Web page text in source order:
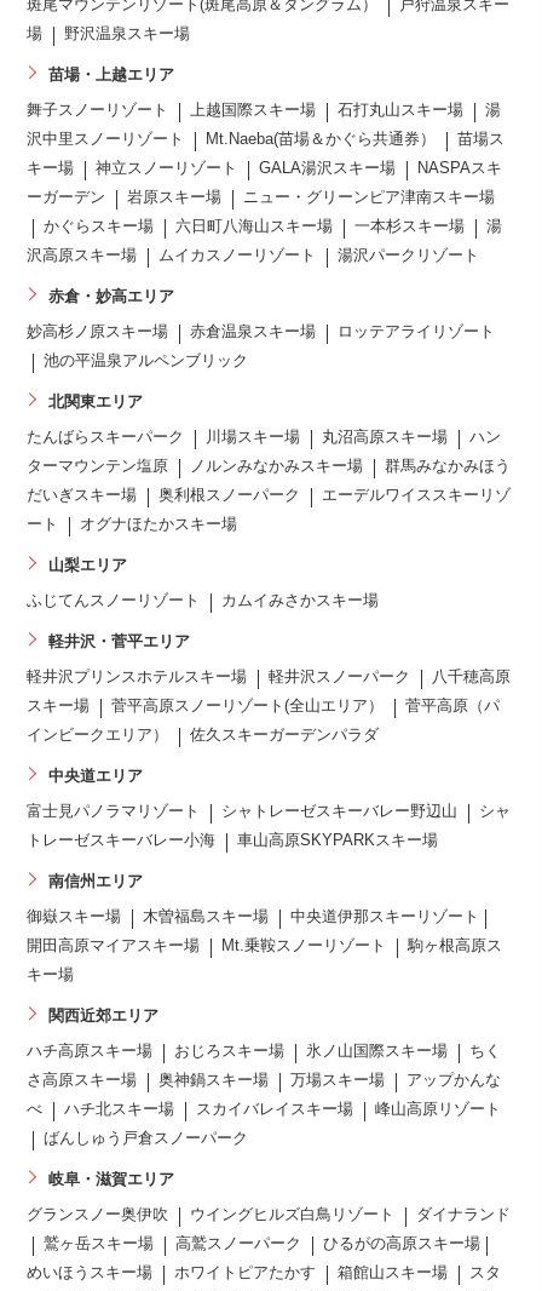
斑尾マウンテンリゾート(斑尾高原＆タングラム）
戸狩温泉スキー
場
野沢温泉スキー場
苗場・上越エリア
舞子スノーリゾート 上越国際スキー場 石打丸山スキー場
湯
沢中里スノーリゾート
Mt.Naeba(苗場＆かぐら共通券）
苗場ス
キー場
神立スノーリゾート GALA湯沢スキー場
NASPAスキ
ーガーデン
岩原スキー場
ニュー・グリーンピア津南スキー場
かぐらスキー場
六日町八海山スキー場 一本杉スキー場
湯
沢高原スキー場
ムイカスノーリゾート 湯沢パークリゾート
赤倉・妙高エリア
妙高杉ノ原スキー場 赤倉温泉スキー場
ロッテアライリゾート
池の平温泉アルペンブリック
北関東エリア
たんばらスキーパーク 川場スキー場 丸沼高原スキー場
ハン
ターマウンテン塩原
ノルンみなかみスキー場
群馬みなかみほう
だいぎスキー場
奥利根スノーパーク
エーデルワイススキーリゾ
ート
オグナほたかスキー場
山梨エリア
ふじてんスノーリゾート カムイみさかスキー場
軽井沢・菅平エリア
軽井沢プリンスホテルスキー場 軽井沢スノーパーク
八千穂高原
スキー場
菅平高原スノーリゾート(全山エリア）
菅平高原（パ
インビークエリア）
佐久スキーガーデンパラダ
中央道エリア
富士見パノラマリゾート シャトレーゼスキーバレー野辺山
シャ
トレーゼスキーバレー小海
車山高原SKYPARKスキー場
南信州エリア
御嶽スキー場 木曽福島スキー場
中央道伊那スキーリゾート
開田高原マイアスキー場
Mt.乗鞍スノーリゾート
駒ヶ根高原ス
キー場
関西近郊エリア
ハチ高原スキー場 おじろスキー場 氷ノ山国際スキー場
ちく
さ高原スキー場
奥神鍋スキー場 万場スキー場
アップかんな
べ
ハチ北スキー場 スカイバレイスキー場
峰山高原リゾート
ばんしゅう戸倉スノーパーク
岐阜・滋賀エリア
グランスノー奥伊吹 ウイングヒルズ白鳥リゾート
ダイナランド
鷲ヶ岳スキー場
高鷲スノーパーク
ひるがの高原スキー場
めいほうスキー場
ホワイトピアたかす 箱館山スキー場
スタ